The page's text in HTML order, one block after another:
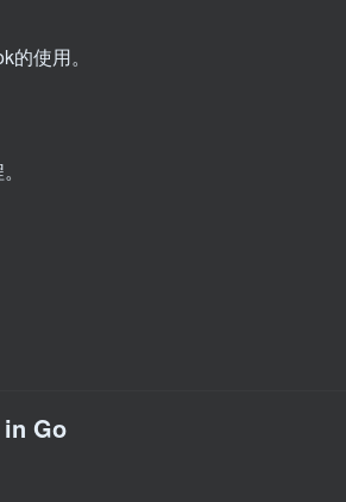
使用。
Go